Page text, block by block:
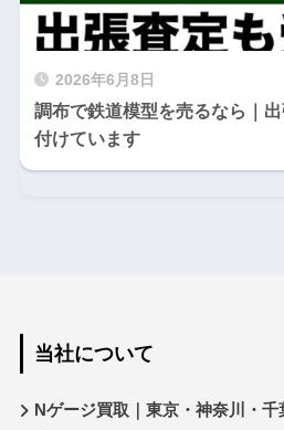
2026年6月8日
調布で鉄道模型を売るなら｜
付けています
当社について
Nゲージ買取｜東京・神奈川・